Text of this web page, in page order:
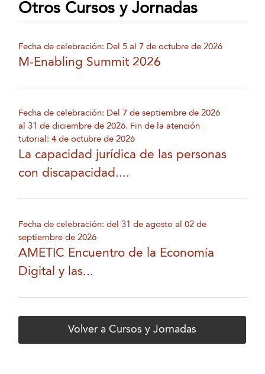
Otros Cursos y Jornadas
Fecha de celebración: Del 5 al 7 de octubre de 2026
M-Enabling Summit 2026
Fecha de celebración: Del 7 de septiembre de 2026
al 31 de diciembre de 2026. Fin de la atención
tutorial: 4 de octubre de 2026
La capacidad jurídica de las personas
con discapacidad....
Fecha de celebración: del 31 de agosto al 02 de
septiembre de 2026
AMETIC Encuentro de la Economía
Digital y las...
Volver a Cursos y Jornadas